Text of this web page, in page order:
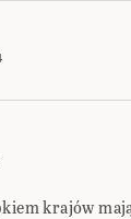
krajów